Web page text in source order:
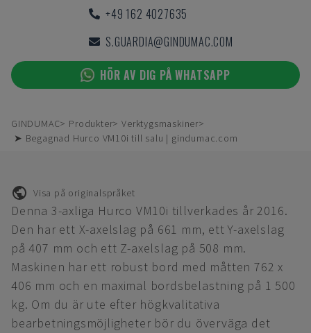
+49 162 4027635
S.GUARDIA@GINDUMAC.COM
HÖR AV DIG PÅ WHATSAPP
GINDUMAC Produkter
Verktygsmaskiner
➤ Begagnad Hurco VM10i till salu | gindumac.com
Visa på originalspråket
Denna 3-axliga Hurco VM10i tillverkades år 2016.
Den har ett X-axelslag på 661 mm, ett Y-axelslag
på 407 mm och ett Z-axelslag på 508 mm.
Maskinen har ett robust bord med måtten 762 x
406 mm och en maximal bordsbelastning på 1 500
kg. Om du är ute efter högkvalitativa
bearbetningsmöjligheter bör du överväga det